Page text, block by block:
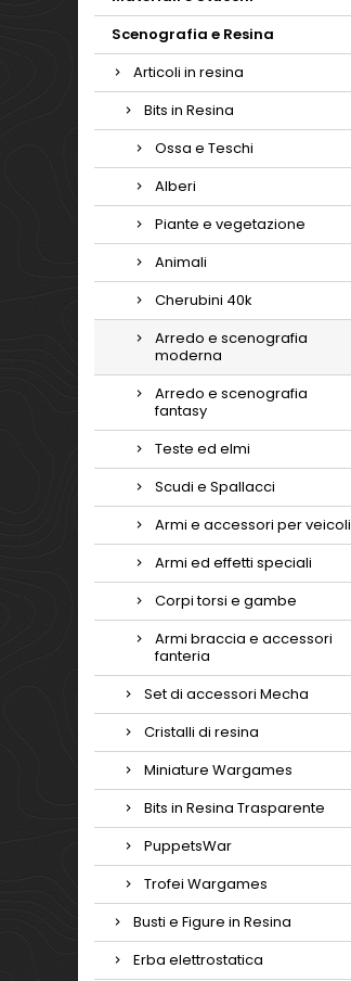
Scenografia e Resina
Articoli in resina
Bits in Resina
Ossa e Teschi
Alberi
Piante e vegetazione
Animali
Cherubini 40k
Arredo e scenografia
moderna
Arredo e scenografia
fantasy
Teste ed elmi
Scudi e Spallacci
Armi e accessori per veicoli
Armi ed effetti speciali
Corpi torsi e gambe
Armi braccia e accessori
fanteria
Set di accessori Mecha
Cristalli di resina
Miniature Wargames
Bits in Resina Trasparente
PuppetsWar
Trofei Wargames
Busti e Figure in Resina
Erba elettrostatica